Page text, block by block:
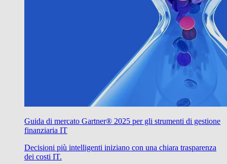
Guida di mercato Gartner® 2025 per gli strumenti di gestione
finanziaria IT
Decisioni più intelligenti iniziano con una chiara trasparenza
dei costi IT.